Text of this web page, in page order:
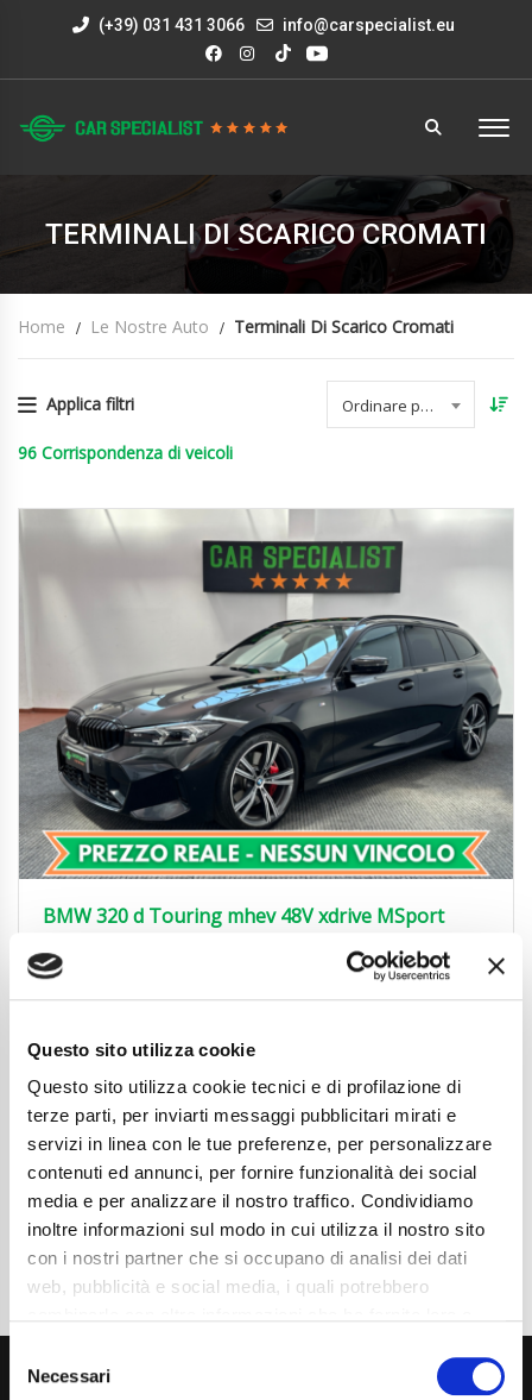
Questo sito utilizza cookie
Questo sito utilizza cookie tecnici e di profilazione di
terze parti, per inviarti messaggi pubblicitari mirati e
servizi in linea con le tue preferenze, per personalizzare
contenuti ed annunci, per fornire funzionalità dei social
media e per analizzare il nostro traffico. Condividiamo
inoltre informazioni sul modo in cui utilizza il nostro sito
con i nostri partner che si occupano di analisi dei dati
web, pubblicità e social media, i quali potrebbero
mera chiusura del banner non comporta l’accettazione
Selection
Necessari
(+39) 031 431 3066 info@carspecialist.eu
TERMINALI DI SCARICO CROMATI
Home Le Nostre Auto Terminali Di Scarico Cromati
Applica filtri Ordinare per data
96 Corrispondenza di veicoli
BMW 320 d Touring mhev 48V xdrive MSport
38.850
Chilometraggio
Cambio
Automatico
Normativa Euro
Euro 6d
Dettaglio